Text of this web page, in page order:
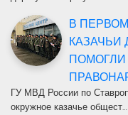
В
ГУ МВД России по
окружное казачье общест…